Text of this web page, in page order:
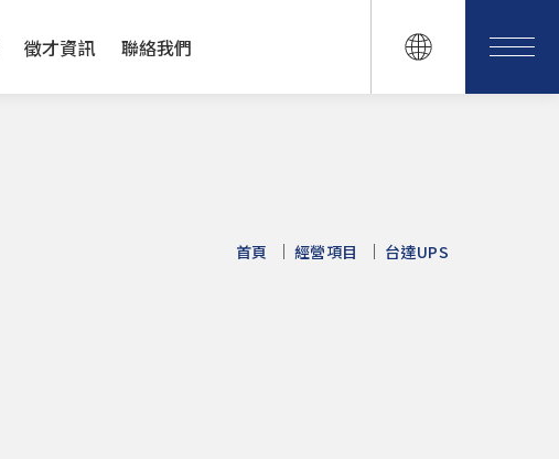
徵才資訊 聯絡我們
首頁 經營項目 台達UPS